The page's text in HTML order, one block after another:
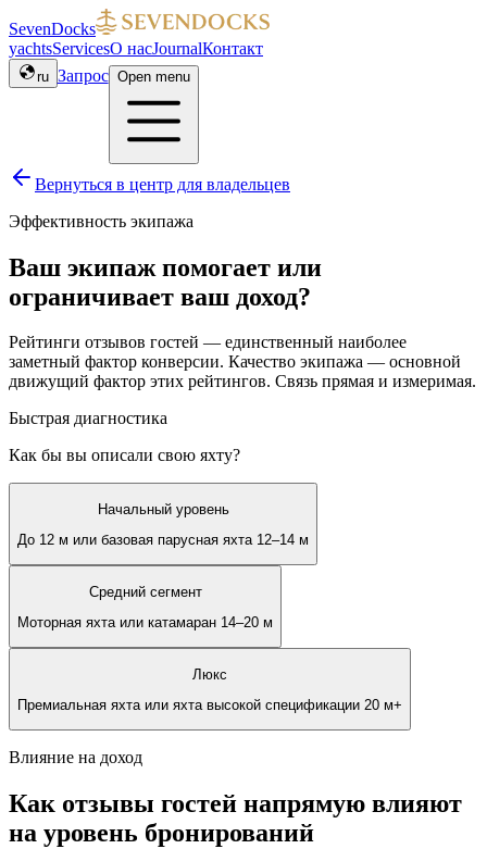
SevenDocks
yachtsServicesО насJournalКонтакт
ru Запрос Open menu
Вернуться в центр для владельцев
Эффективность экипажа
Ваш экипаж помогает или
ограничивает ваш доход?
Рейтинги отзывов гостей — единственный наиболее
заметный фактор конверсии. Качество экипажа — основной
движущий фактор этих рейтингов. Связь прямая и измеримая.
Быстрая диагностика
Как бы вы описали свою яхту?
Начальный уровень
До 12 м или базовая парусная яхта 12–14 м
Средний сегмент
Моторная яхта или катамаран 14–20 м
Люкс
Премиальная яхта или яхта высокой спецификации 20 м+
Влияние на доход
Как отзывы гостей напрямую влияют
на уровень бронирований